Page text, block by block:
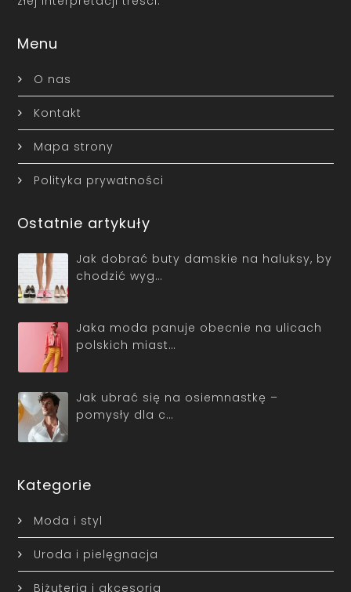
Menu
O nas
Kontakt
Mapa strony
Polityka prywatności
Ostatnie artykuły
Jak dobrać buty damskie na haluksy, by
chodzić wyg…
Jaka moda panuje obecnie na ulicach
polskich miast…
Jak ubrać się na osiemnastkę –
pomysły dla c…
Kategorie
Moda i styl
Uroda i pielęgnacja
Biżuteria i akcesoria